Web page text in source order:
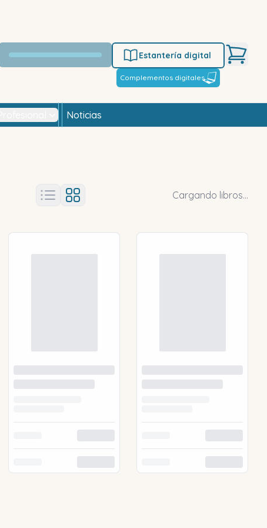
Estantería digital
Complementos digitales
Noticias
Cargando libros...